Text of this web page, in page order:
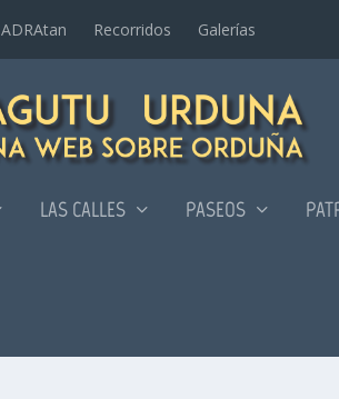
ADRAtan Recorridos Galerí­as
LAS CALLES PASEOS